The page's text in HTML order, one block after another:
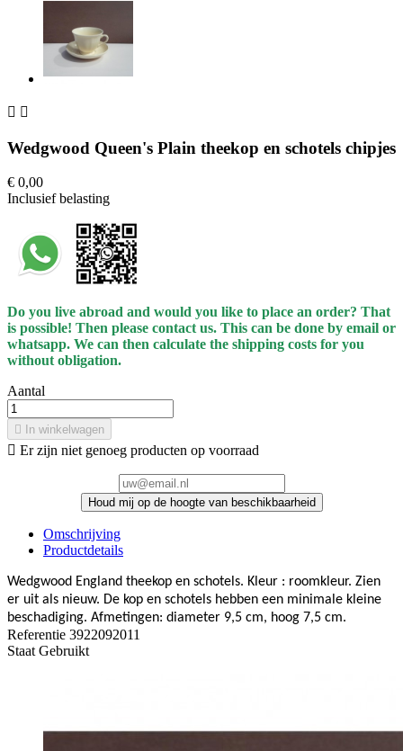
 
Wedgwood Queen's Plain theekop en schotels chipjes
€ 0,00
Inclusief belasting
Do you live abroad and would you like to place an order? That
is possible! Then please contact us. This can be done by email or
whatsapp. We can then calculate the shipping costs for you
without obligation.
Aantal
 In winkelwagen
 Er zijn niet genoeg producten op voorraad
Houd mij op de hoogte van beschikbaarheid
Omschrijving
Productdetails
Wedgwood England theekop en schotels. Kleur : roomkleur. Zien
er uit als nieuw. De kop en schotels hebben een minimale kleine
beschadiging. Afmetingen: diameter 9,5 cm, hoog 7,5 cm.
Referentie 3922092011
StaatGebruikt